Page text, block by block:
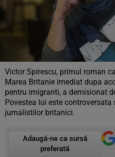
Victor Spirescu, primul roman
Marea Britanie imediat dupa
pentru imigranti, a demisionat
Povestea lui este
jurnalistilor britanici.
Adaugă-ne ca sursă
preferată